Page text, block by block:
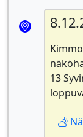
13